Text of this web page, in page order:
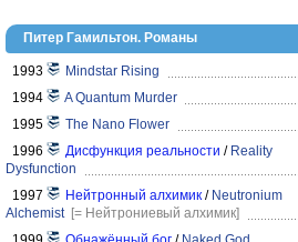
Питер Гамильтон. Романы
1993 Mindstar Rising
1994
A Quantum Murder
1995
The Nano Flower
1996
Дисфункция реальности / Reality
Dysfunction
1997
Нейтронный алхимик / Neutronium
Alchemist [= Нейтрониевый алхимик]